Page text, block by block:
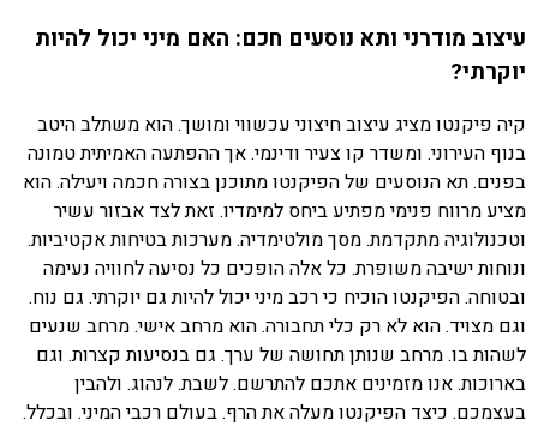
עיצוב מודרני ותא נוסעים חכם: האם מיני יכול להיות
יוקרתי?
קיה פיקנטו מציג עיצוב חיצוני עכשווי ומושך. הוא משתלב היטב
בנוף העירוני. ומשדר קו צעיר ודינמי. אך ההפתעה האמיתית טמונה
בפנים. תא הנוסעים של הפיקנטו מתוכנן בצורה חכמה ויעילה. הוא
מציע מרווח פנימי מפתיע ביחס למימדיו. זאת לצד אבזור עשיר
וטכנולוגיה מתקדמת. מסך מולטימדיה. מערכות בטיחות אקטיביות.
ונוחות ישיבה משופרת. כל אלה הופכים כל נסיעה לחוויה נעימה
ובטוחה. הפיקנטו הוכיח כי רכב מיני יכול להיות גם יוקרתי. גם נוח.
וגם מצויד. הוא לא רק כלי תחבורה. הוא מרחב אישי. מרחב שנעים
לשהות בו. מרחב שנותן תחושה של ערך. גם בנסיעות קצרות. וגם
בארוכות. אנו מזמינים אתכם להתרשם. לשבת. לנהוג. ולהבין
בעצמכם. כיצד הפיקנטו מעלה את הרף. בעולם רכבי המיני. ובכלל.